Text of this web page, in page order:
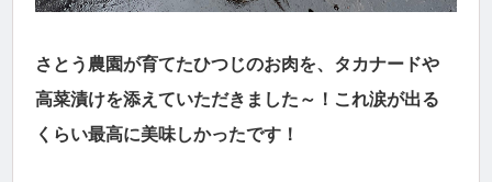
さとう農園が育てたひつじのお肉を、タカナードや
高菜漬けを添えていただきました～！これ涙が出る
くらい最高に美味しかったです！